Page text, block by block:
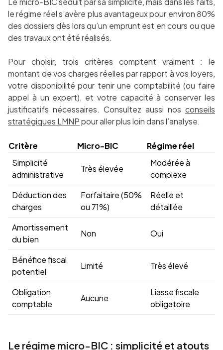
le régime réel s’avère plus avantageux pour environ 80%
des dossiers dès lors qu’un emprunt est en cours ou que
des travaux ont été réalisés.
Pour choisir, trois critères comptent vraiment : le
montant de vos charges réelles par rapport à vos loyers,
votre disponibilité pour tenir une comptabilité (ou faire
appel à un expert), et votre capacité à conserver les
justificatifs nécessaires. Consultez aussi nos conseils
stratégiques LMNPpour aller plus loin dans l’analyse.
Critère Micro-BIC
Régime réel
Simplicité
administrative
Très élevée
Modérée à
complexe
Déduction des
charges
Forfaitaire (50%
ou 71%)
Réelle et
détaillée
Amortissement
du bien
Non Oui
Bénéfice fiscal
potentiel
Limité Très élevé
Obligation
comptable
Aucune
Liasse fiscale
obligatoire
Le régime micro-BIC : simplicité et atouts